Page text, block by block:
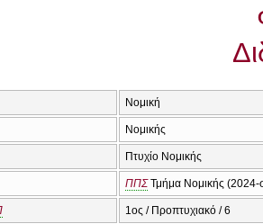
Νομική
Νομικής
Πτυχίο Νομικής
ΠΠΣΤμήμα Νομικής (2024-
1ος / Προπτυχιακό / 6